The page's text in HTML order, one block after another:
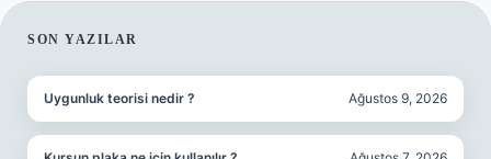
SIDEBAR
SON YAZILAR
Uygunluk teorisi nedir ? Ağustos 9, 2026